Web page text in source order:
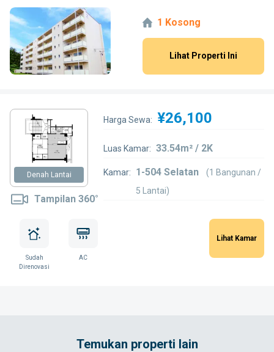
1 Kosong
Lihat Properti Ini
Denah Lantai
Tampilan 360°
Harga Sewa: ¥26,100
Luas Kamar: 33.54m² / 2K
Kamar: 1-504 Selatan
(1 Bangunan /
5 Lantai)
Sudah
Direnovasi
AC
Lihat Kamar
Temukan properti lain